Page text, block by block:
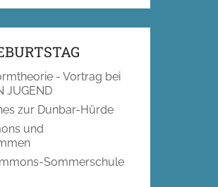
- Vortrag bei
JUGEND
zur Dunbar-Hürde
und
Sommerschule